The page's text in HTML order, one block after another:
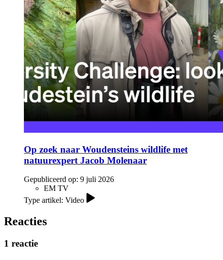
Op zoek naar Woudensteins wildlife met
natuurexpert Jacob Molenaar
Gepubliceerd op: 9 juli 2026
EM TV
Type artikel: Video
Reacties
1 reactie